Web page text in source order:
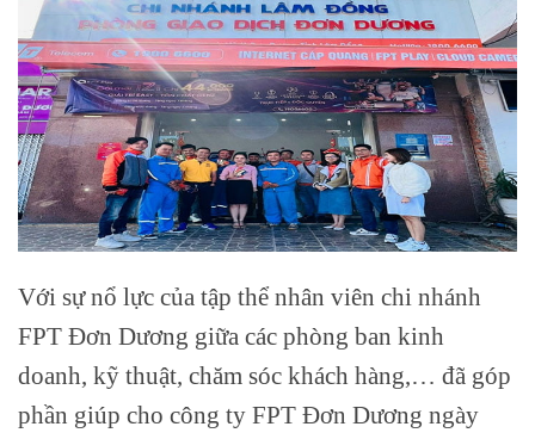
Với sự nổ lực của tập thể nhân viên chi nhánh
FPT Đơn Dương giữa các phòng ban kinh
doanh, kỹ thuật, chăm sóc khách hàng,… đã góp
phần giúp cho công ty FPT Đơn Dương ngày